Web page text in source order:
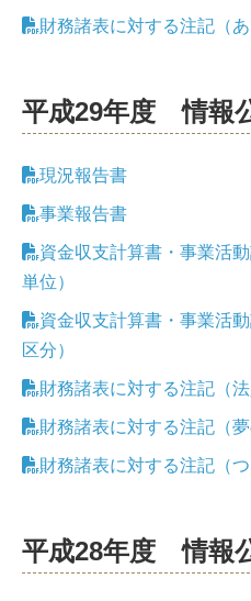
財務諸表に対する注記（あ
平成29年度 情報
現況報告書
事業報告書
資金収支計算書・事業活
単位）
資金収支計算書・事業活
区分）
財務諸表に対する注記（法
財務諸表に対する注記（夢
財務諸表に対する注記（つ
平成28年度 情報